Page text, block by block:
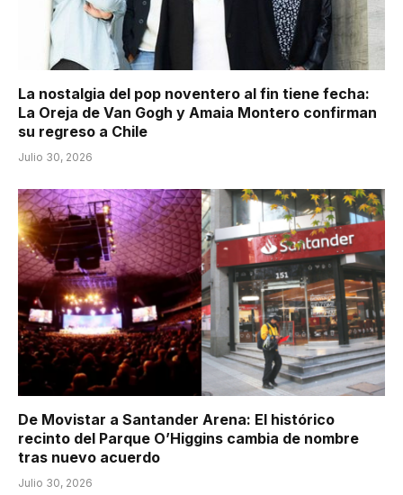
La nostalgia del pop noventero al fin tiene fecha:
La Oreja de Van Gogh y Amaia Montero confirman
su regreso a Chile
Julio 30, 2026
De Movistar a Santander Arena: El histórico
recinto del Parque O’Higgins cambia de nombre
tras nuevo acuerdo
Julio 30, 2026